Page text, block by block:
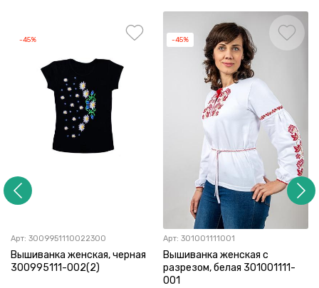
-45%
Арт: 3009951110022300
Вышиванка женская, черная
300995111-002(2)
-45%
Арт: 301001111001
Вышиванка женская с
разрезом, белая 301001111-
001